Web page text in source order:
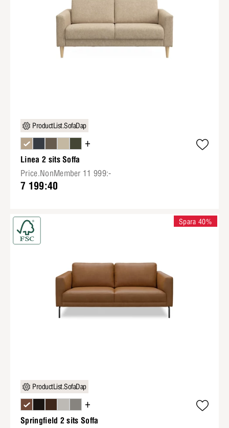
ProductList.SofaDap
+
Linea 2 sits Soffa
Price.NonMember 11 999:-
7 199:40
ProductList.SofaDap
+
Springfield 2 sits Soffa
Spara 40%